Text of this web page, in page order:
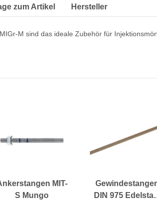
zum Artikel Hersteller
M sind das ideale Zubehör für
MIT-
S Mungo
DIN 975